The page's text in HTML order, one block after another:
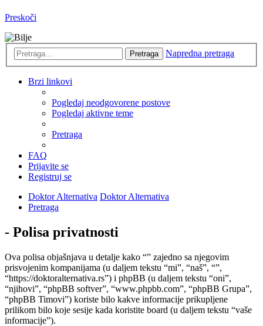
Preskoči
Pretraga Napredna pretraga
Brzi linkovi
Pogledaj neodgovorene postove
Pogledaj aktivne teme
Pretraga
FAQ
Prijavite se
Registruj se
Doktor Alternativa Doktor Alternativa
Pretraga
- Polisa privatnosti
Ova polisa objašnjava u detalje kako “” zajedno sa njegovim
prisvojenim kompanijama (u daljem tekstu “mi”, “naš”, “”,
“https://doktoralternativa.rs”) i phpBB (u daljem tekstu “oni”,
“njihovi”, “phpBB softver”, “www.phpbb.com”, “phpBB Grupa”,
“phpBB Timovi”) koriste bilo kakve informacije prikupljene
prilikom bilo koje sesije kada koristite board (u daljem tekstu “vaše
informacije”).